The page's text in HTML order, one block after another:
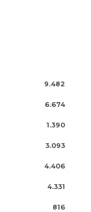
9.482
6.674
1.390
3.093
4.406
4.331
816